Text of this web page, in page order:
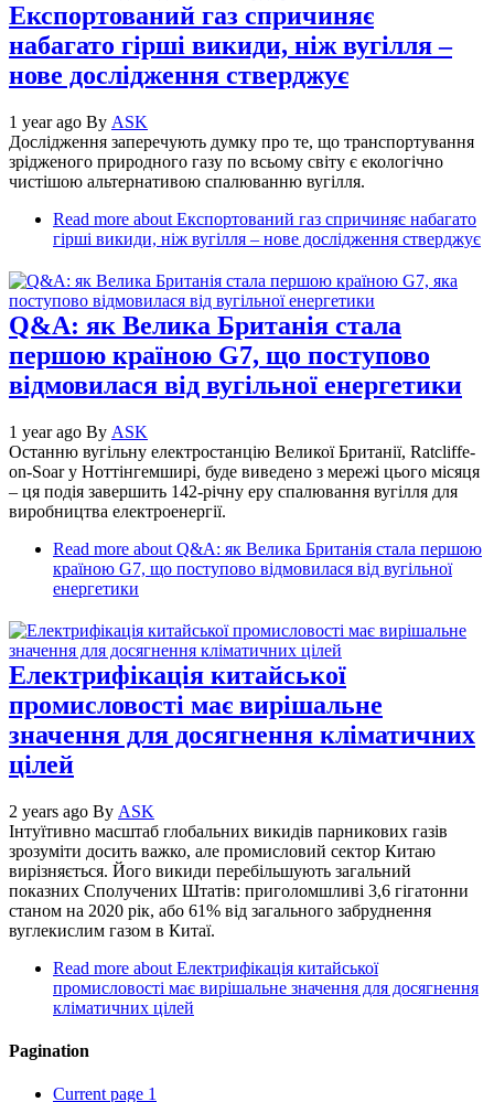
Експортований газ спричиняє
набагато гірші викиди, ніж вугілля –
нове дослідження стверджує
1 year ago By ASK
Дослідження заперечують думку про те, що транспортування
зрідженого природного газу по всьому світу є екологічно
чистішою альтернативою спалюванню вугілля.
Read more about Експортований газ спричиняє набагато
гірші викиди, ніж вугілля – нове дослідження стверджує
Q&A: як Велика Британія стала
першою країною G7, що поступово
відмовилася від вугільної енергетики
1 year ago By ASK
Останню вугільну електростанцію Великої Британії, Ratcliffe-
on-Soar у Ноттінгемширі, буде виведено з мережі цього місяця
– ця подія завершить 142-річну еру спалювання вугілля для
виробництва електроенергії.
Read more about Q&A: як Велика Британія стала першою
країною G7, що поступово відмовилася від вугільної
енергетики
Електрифікація китайської
промисловості має вирішальне
значення для досягнення кліматичних
цілей
2 years ago By ASK
Інтуїтивно масштаб глобальних викидів парникових газів
зрозуміти досить важко, але промисловий сектор Китаю
вирізняється. Його викиди перебільшують загальний
показних Сполучених Штатів: приголомшливі 3,6 гігатонни
станом на 2020 рік, або 61% від загального забруднення
вуглекислим газом в Китаї.
Read more about Електрифікація китайської
промисловості має вирішальне значення для досягнення
кліматичних цілей
Pagination
Current page 1